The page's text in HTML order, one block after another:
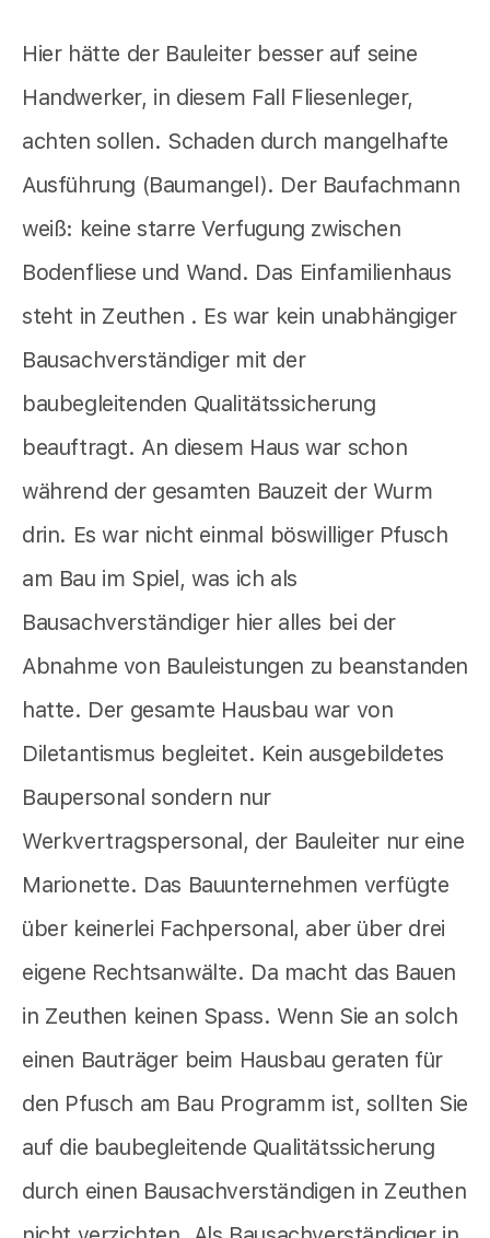
Hier hätte der Bauleiter besser auf seine
Handwerker, in diesem Fall Fliesenleger,
achten sollen. Schaden durch mangelhafte
Ausführung (Baumangel). Der Baufachmann
weiß: keine starre Verfugung zwischen
Bodenfliese und Wand. Das Einfamilienhaus
steht in Zeuthen . Es war kein unabhängiger
Bausachverständiger mit der
baubegleitenden Qualitätssicherung
beauftragt. An diesem Haus war schon
während der gesamten Bauzeit der Wurm
drin. Es war nicht einmal böswilliger Pfusch
am Bau im Spiel, was ich als
Bausachverständiger hier alles bei der
Abnahme von Bauleistungen zu beanstanden
hatte. Der gesamte Hausbau war von
Diletantismus begleitet. Kein ausgebildetes
Baupersonal sondern nur
Werkvertragspersonal, der Bauleiter nur eine
Marionette. Das Bauunternehmen verfügte
über keinerlei Fachpersonal, aber über drei
eigene Rechtsanwälte. Da macht das Bauen
in Zeuthen keinen Spass. Wenn Sie an solch
einen Bauträger beim Hausbau geraten für
den Pfusch am Bau Programm ist, sollten Sie
auf die baubegleitende Qualitätssicherung
durch einen Bausachverständigen in Zeuthen